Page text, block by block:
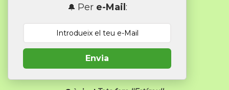
🔔 Per e-Mail :
Envia